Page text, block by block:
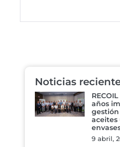
Noticias
años
aceites
9 abril,